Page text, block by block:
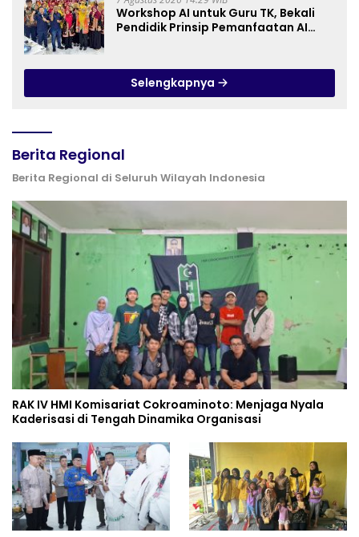
Workshop AI untuk Guru TK, Bekali
Pendidik Prinsip Pemanfaatan AI
Selengkapnya
Berita Regional
Berita Regional di Seluruh Wilayah Indonesia
RAK IV HMI Komisariat Cokroaminoto: Menjaga Nyala
Kaderisasi di Tengah Dinamika Organisasi